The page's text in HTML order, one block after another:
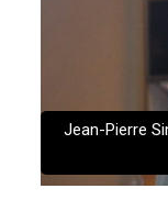
Jean-Pierre